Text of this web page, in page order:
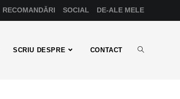
RECOMANDĂRI SOCIAL DE-ALE MELE
SCRIU DESPRE CONTACT